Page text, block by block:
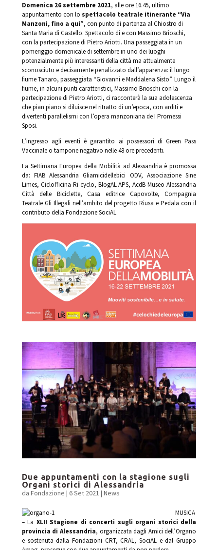
Domenica 26 settembre 2021, alle ore 16.45, ultimo
appuntamento con lo spettacolo teatrale itinerante “Via
Manzoni, fino a qui”, con punto di partenza al Chiostro di
Santa Maria di Castello. Spettacolo di e con Massimo Brioschi,
con la partecipazione di Pietro Ariotti. Una passeggiata in un
pomeriggio domenicale di settembre in uno dei luoghi
potenzialmente più interessanti della città ma attualmente
sconosciuto e decisamente penalizzato dall’apparenza: il lungo
fiume Tanaro, passeggiata “Giovanni e Maddalena Sisto”. Lungo il
fiume, in alcuni punti caratteristici, Massimo Brioschi con la
partecipazione di Pietro Ariotti, ci racconterà la sua adolescenza
che pian piano si diluisce nel ritratto di un’epoca, con arditi e
divertenti parallelismi con l’opera manzoniana de I Promessi
Sposi.
L’ingresso agli eventi è garantito ai possessori di Green Pass
Vaccinale o tampone negativo nelle 48 ore precedenti.
La Settimana Europea della Mobilità ad Alessandria è promossa
da: FIAB Alessandria Gliamicidellebici ODV, Associazione Sine
Limes, Ciclofficina Ri-cyclo, BlogAL APS, AcdB Museo Alessandria
Città delle Biciclette, Casa editrice Capovolte, Compagnia
Teatrale Gli Illegali nell’ambito del progetto Riusa e Pedala con il
contributo della Fondazione SociAL
Due appuntamenti con la stagione sugli
Organi storici di Alessandria
da Fondazione | 6 Set 2021 | News
MUSICA
– La XLII Stagione di concerti sugli organi storici della
provincia di Alessandria, organizzata dagli Amici dell’Organo
e sostenuta dalla Fondazioni CRT, CRAL, SociAL e dal Gruppo